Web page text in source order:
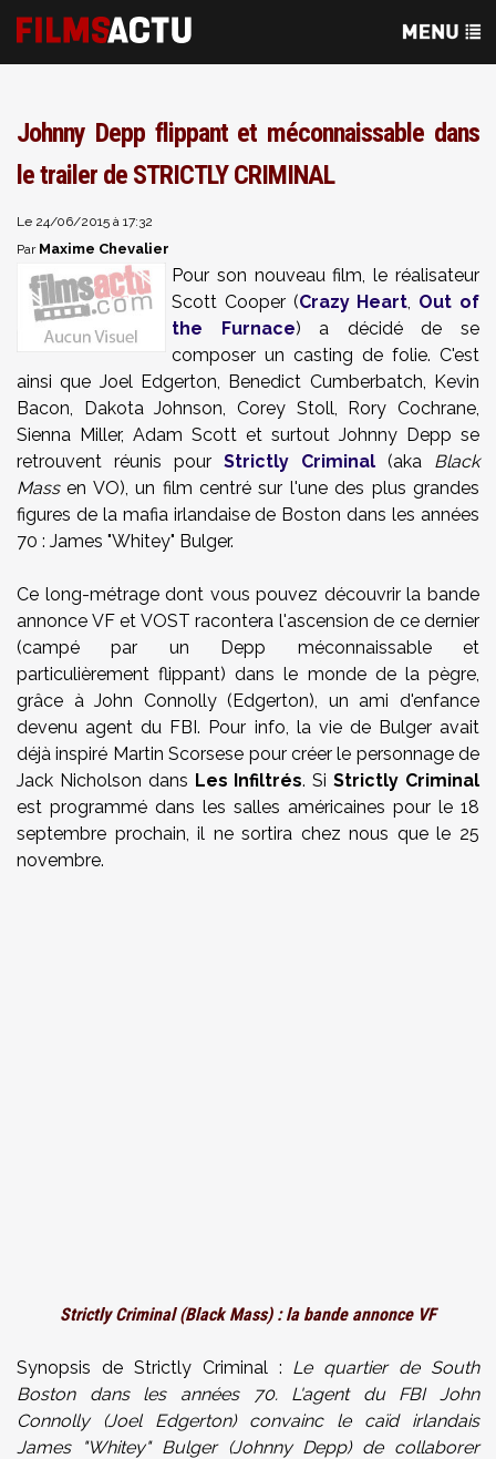
Johnny Depp flippant et méconnaissable dans
le trailer de STRICTLY CRIMINAL
Le 24/06/2015 à 17:32
Par Maxime Chevalier
Pour son nouveau film, le réalisateur
Scott Cooper (Crazy Heart, Out of
the Furnace) a décidé de se
composer un casting de folie. C'est
ainsi que Joel Edgerton, Benedict Cumberbatch, Kevin
Bacon, Dakota Johnson, Corey Stoll, Rory Cochrane,
Sienna Miller, Adam Scott et surtout Johnny Depp se
retrouvent réunis pour Strictly Criminal (aka Black
Massen VO), un film centré sur l'une des plus grandes
figures de la mafia irlandaise de Boston dans les années
70 : James "Whitey" Bulger.
Ce long-métrage dont vous pouvez découvrir la bande
annonce VF et VOST racontera l'ascension de ce dernier
(campé par un Depp méconnaissable et
particulièrement flippant) dans le monde de la pègre,
grâce à John Connolly (Edgerton), un ami d'enfance
devenu agent du FBI. Pour info, la vie de Bulger avait
déjà inspiré Martin Scorsese pour créer le personnage de
Jack Nicholson dans Les Infiltrés. SiStrictly Criminal
est programmé dans les salles américaines pour le 18
septembre prochain, il ne sortira chez nous que le 25
novembre.
Strictly Criminal (Black Mass) : la bande annonce VF
Synopsis de Strictly Criminal : Le quartier de South
Boston dans les années 70. L'agent du FBI John
Connolly (Joel Edgerton) convainc le caïd irlandais
James "Whitey" Bulger (Johnny Depp) de collaborer